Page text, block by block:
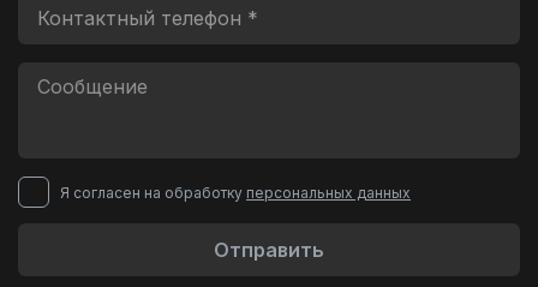
Я согласен на обработку персональных данных
Отправить